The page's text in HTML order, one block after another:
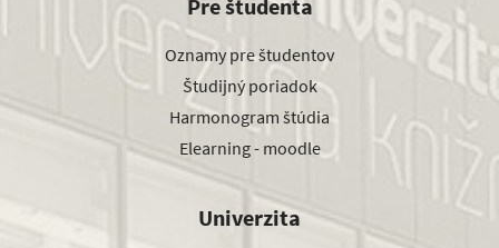
Pre študenta
Oznamy pre študentov
Študijný poriadok
Harmonogram štúdia
Elearning - moodle
Univerzita